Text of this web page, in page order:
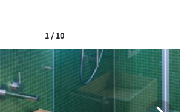
1 / 10